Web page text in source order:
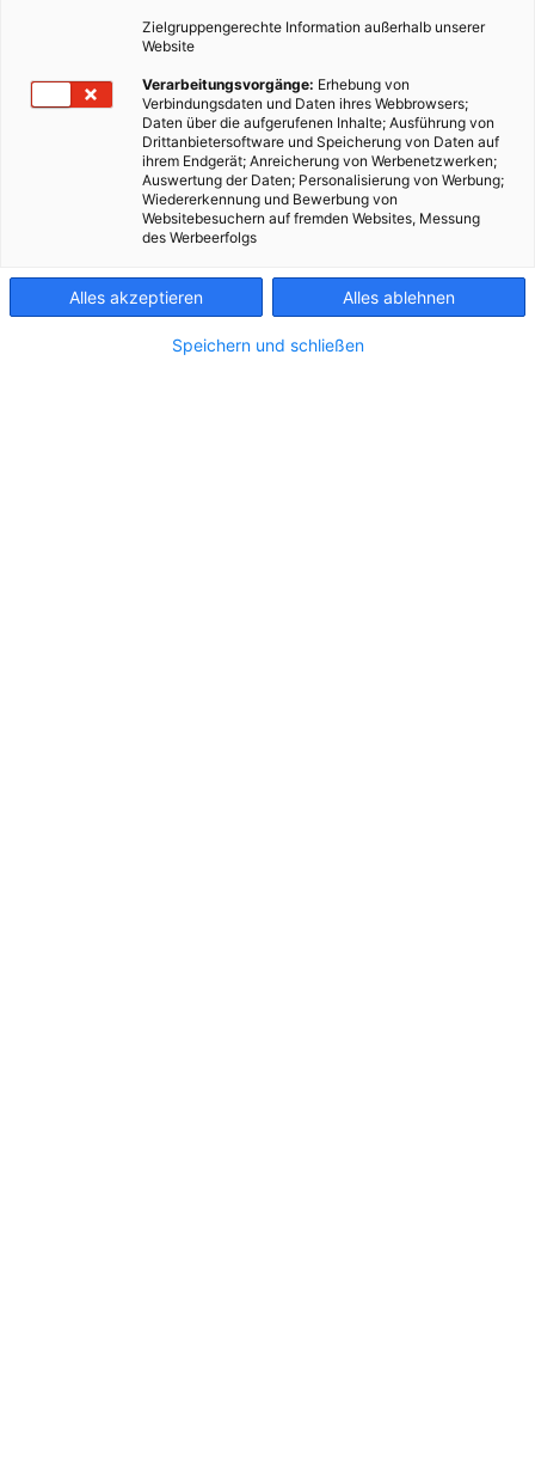
Zielgruppengerechte Information außerhalb unserer
Website
Verarbeitungsvorgänge: Erhebung von
Verbindungsdaten und Daten ihres Webbrowsers;
Daten über die aufgerufenen Inhalte; Ausführung von
Drittanbietersoftware und Speicherung von Daten auf
ihrem Endgerät; Anreicherung von Werbenetzwerken;
Auswertung der Daten; Personalisierung von Werbung;
Wiedererkennung und Bewerbung von
Websitebesuchern auf fremden Websites, Messung
des Werbeerfolgs
Alles akzeptieren Alles ablehnen
Speichern und schließen